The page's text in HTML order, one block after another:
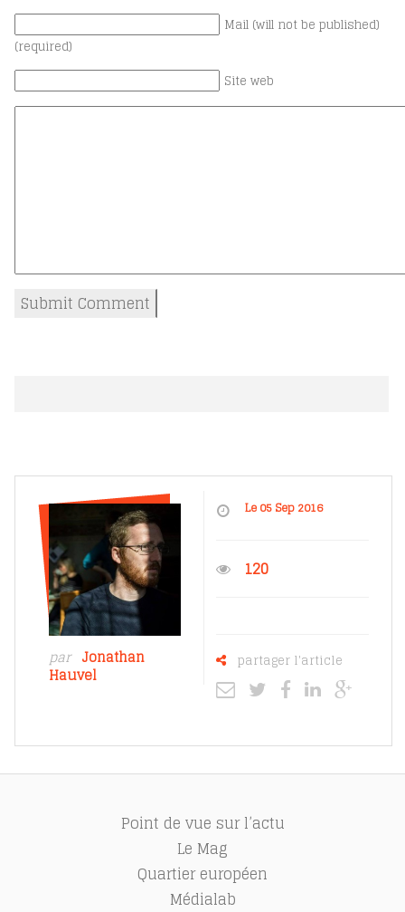
Mail (will not be published)
(required)
Site web
par Jonathan
Hauvel
Le 05 Sep 2016
120
partager l'article
Point de vue sur l’actu
Le Mag
Quartier européen
Médialab